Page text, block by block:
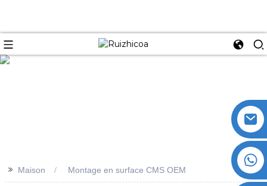
>> Maison Montage en surface CMS OEM